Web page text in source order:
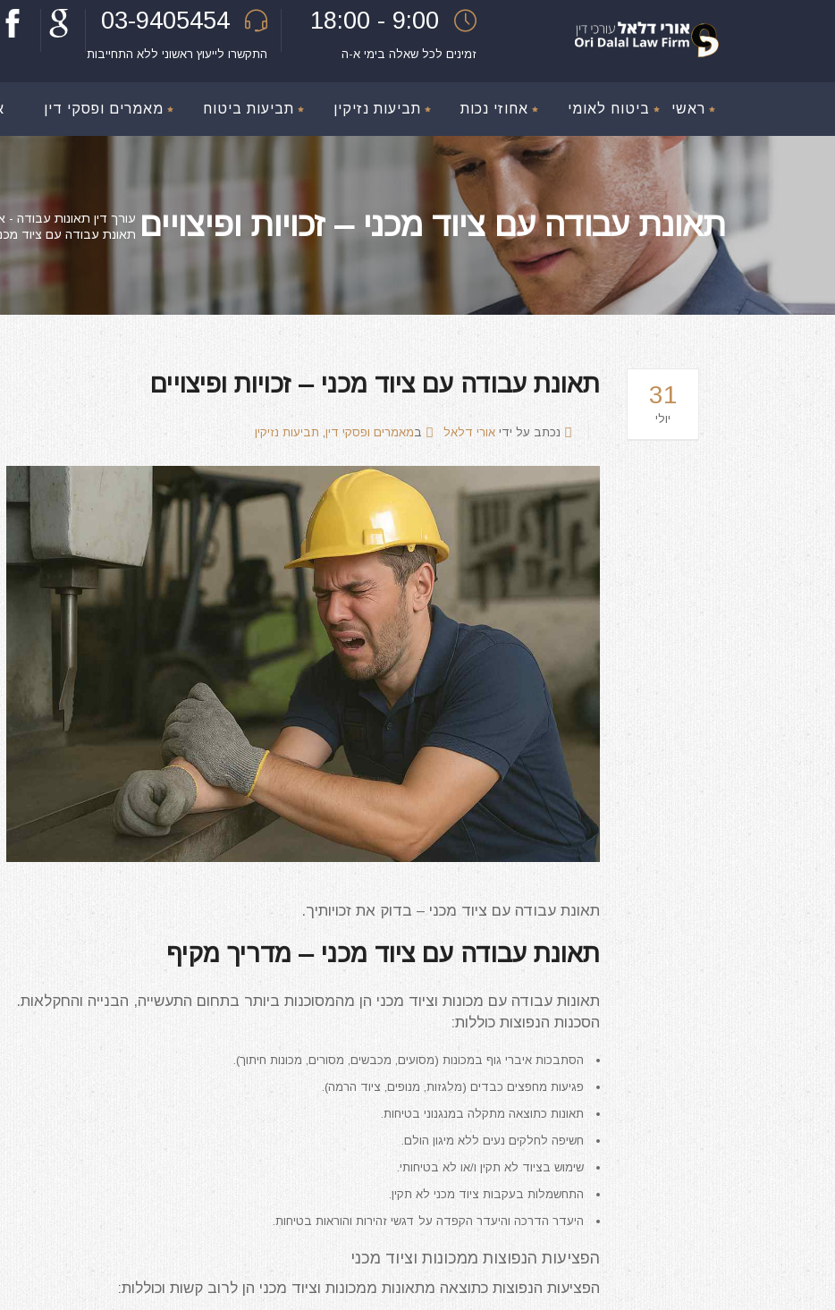
03-9405454
התקשרו לייעוץ ראשוני ללא התחייבות
9:00 - 18:00
זמינים לכל שאלה בימי א-ה
ראשי ביטוח לאומי אחוזי נכות תביעות נזיקין תביעות ביטוח מאמרים ופסקי דין
תאונת עבודה עם ציוד מכני – זכויות ופיצויים עורך דין תאונות עבודה -
תאונת עבודה עם ציוד מכני
31
יולי
תאונת עבודה עם ציוד מכני – זכויות ופיצויים
נכתב על ידי אורי דלאל במאמרים ופסקי דין, תביעות נזיקין
תאונת עבודה עם ציוד מכני – בדוק את זכויותיך.
תאונת עבודה עם ציוד מכני – מדריך מקיף
תאונות עבודה עם מכונות וציוד מכני הן מהמסוכנות ביותר בתחום התעשייה, הבנייה והחקלאות.
הסכנות הנפוצות כוללות:
הסתבכות איברי גוף במכונות (מסועים, מכבשים, מסורים, מכונות חיתוך).
פגיעות מחפצים כבדים (מלגזות, מנופים, ציוד הרמה).
תאונות כתוצאה מתקלה במנגנוני בטיחות.
חשיפה לחלקים נעים ללא מיגון הולם.
שימוש בציוד לא תקין ו/או לא בטיחותי.
התחשמלות בעקבות ציוד מכני לא תקין.
היעדר הדרכה והיעדר הקפדה על דגשי זהירות והוראות בטיחות.
הפציעות הנפוצות ממכונות וציוד מכני
הפציעות הנפוצות כתוצאה מתאונות ממכונות וציוד מכני הן לרוב קשות וכוללות: